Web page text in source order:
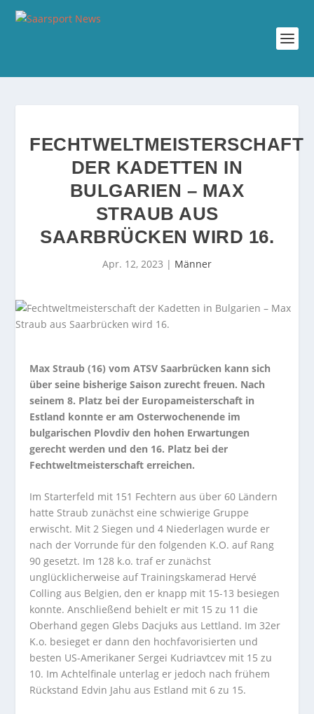
FECHTWELTMEISTERSCHAFT
DER KADETTEN IN
BULGARIEN – MAX
STRAUB AUS
SAARBRÜCKEN WIRD 16.
Apr. 12, 2023 | Männer
Max Straub (16) vom ATSV Saarbrücken kann sich
über seine bisherige Saison zurecht freuen. Nach
seinem 8. Platz bei der Europameisterschaft in
Estland konnte er am Osterwochenende im
bulgarischen Plovdiv den hohen Erwartungen
gerecht werden und den 16. Platz bei der
Fechtweltmeisterschaft erreichen.
Im Starterfeld mit 151 Fechtern aus über 60 Ländern
hatte Straub zunächst eine schwierige Gruppe
erwischt. Mit 2 Siegen und 4 Niederlagen wurde er
nach der Vorrunde für den folgenden K.O. auf Rang
90 gesetzt. Im 128 k.o. traf er zunächst
unglücklicherweise auf Trainingskamerad Hervé
Colling aus Belgien, den er knapp mit 15-13 besiegen
konnte. Anschließend behielt er mit 15 zu 11 die
Oberhand gegen Glebs Dacjuks aus Lettland. Im 32er
K.o. besieget er dann den hochfavorisierten und
besten US-Amerikaner Sergei Kudriavtcev mit 15 zu
10. Im Achtelfinale unterlag er jedoch nach frühem
Rückstand Edvin Jahu aus Estland mit 6 zu 15.